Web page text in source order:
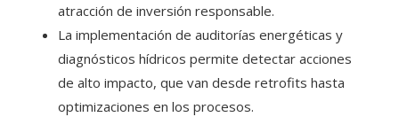
atracción de inversión responsable.
La implementación de auditorías energéticas y
diagnósticos hídricos permite detectar acciones
de alto impacto, que van desde retrofits hasta
optimizaciones en los procesos.